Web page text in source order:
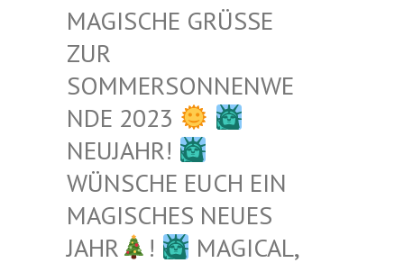
MAGISCHE GRÜSSE Z
UR S
OMMERSONNENWEN
DE 2023
NEUJAHR!
WÜNSCHE EUCH EIN
MAGISCHES NEUES
JAHR
!
MAGICAL,